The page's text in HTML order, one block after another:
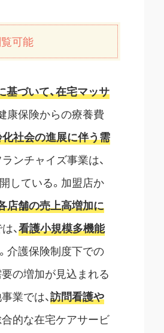
覧可能
基づいて、在宅マッサ
康保険からの療養費
社会の進展に伴う需
ンチャイズ事業は、
している。加盟店か
店舗の売上高増加に
、看護小規模多機能
介護保険制度下での
の増加が見込まれる
業では、訪問看護や
合的な在宅ケアサービ